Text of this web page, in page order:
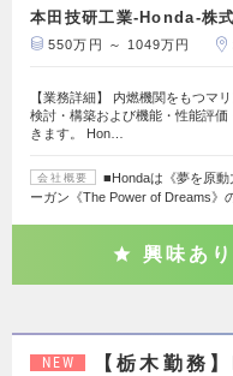
本田技研工業-Honda-株
550万円 ～ 1049万円
【業務詳細】 内燃機関をもつマ
検討・構築および機能・性能評
きます。 Hon…
会社概要
■Hondaは《夢を原
ーガン《The Power of Dreams》
興味あり
NEW
【栃木勤務